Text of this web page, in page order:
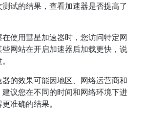
试的结果，查看加速器是否提高了
使用彗星加速器时，您访问特定网
网站在开启加速器后加载更快，说
的效果可能因地区、网络运营商和
议您在不同的时间和网络环境下进
准确的结果。